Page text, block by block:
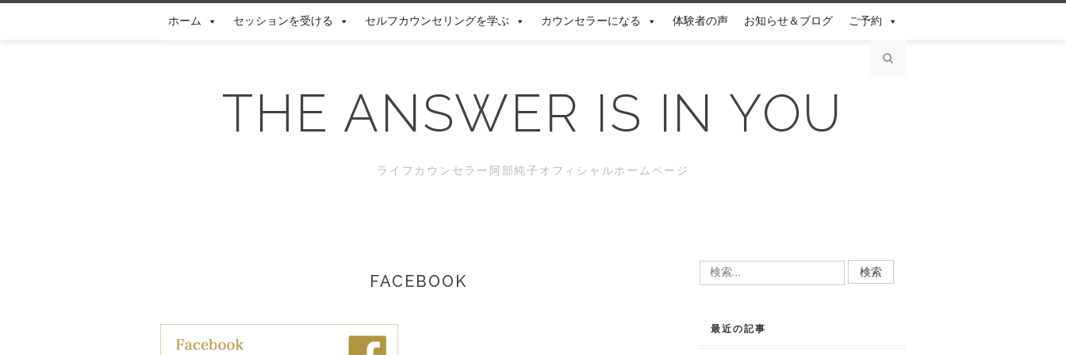
ホーム セッションを受ける セルフカウンセリングを学ぶ カウンセラーになる 体験者の声 お知らせ＆ブログ ご予約
THE ANSWER IS IN YOU
ライフカウンセラー阿部純子オフィシャルホームページ
FACEBOOK
検
索:
最近の記事